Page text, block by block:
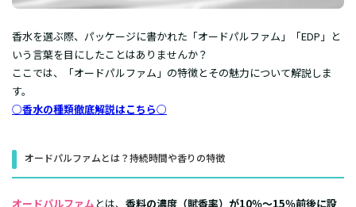
香水を選ぶ際、パッケージに書かれた「オードパルファム」「EDP」と
いう言葉を目にしたことはありませんか？
ここでは、「オードパルファム」の特徴とその魅力について解説しま
す。
○香水の種類徹底解説はこちら○
オードパルファムとは？持続時間や香りの特徴
オードパルファムとは、 香料の濃度（賦香率）が10％〜15％前後に設